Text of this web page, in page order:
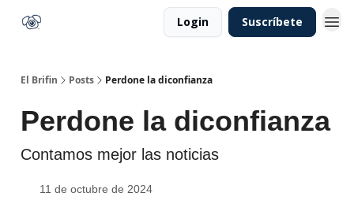
Login Suscríbete
El Brifin Posts Perdone la diconfianza
Perdone la diconfianza
Contamos mejor las noticias
11 de octubre de 2024